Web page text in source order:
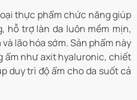
thực phẩm chức năng giúp
hỗ trợ làn da luôn mềm mịn,
lão hóa sớm. Sản phẩm này
ẩm như axit hyaluronic, chiết
duy trì độ ẩm cho da suốt cả